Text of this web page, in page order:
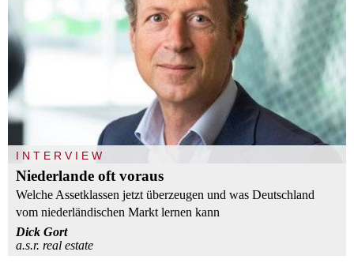
INTERVIEW
Niederlande oft voraus
Welche Assetklassen jetzt überzeugen und was Deutschland
vom niederländischen Markt lernen kann
Dick Gort
a.s.r. real estate